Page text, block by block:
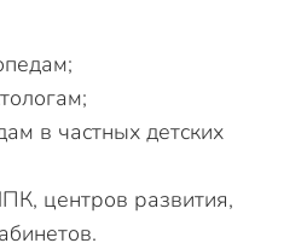
в частных детских
центров развития,